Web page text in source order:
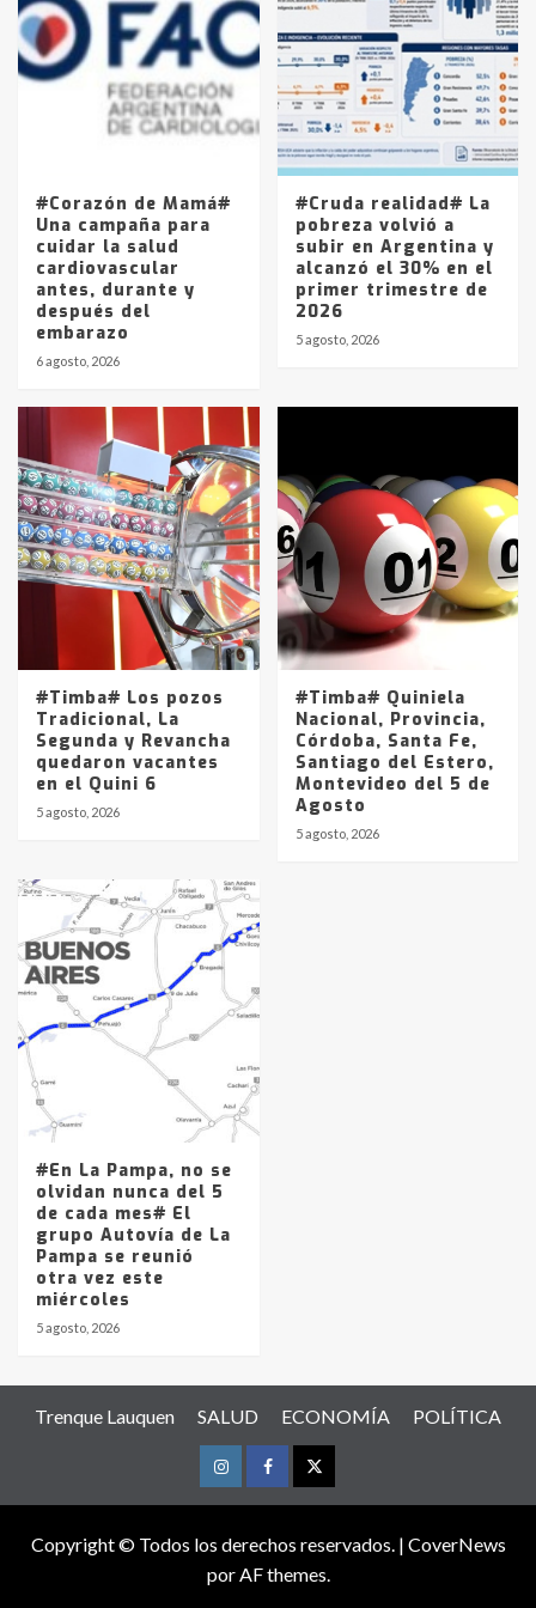
4
joven de Trenque Lauquen
Los precios de los combustibles en
La Pampa, desde YPF hasta Axion
entre 857 a 1338 pesos
#Corazón de Mamá#
Una campaña para
cuidar la salud
cardiovascular
antes, durante y
después del
embarazo
6 agosto, 2026
#Cruda realidad# La
pobreza volvió a
subir en Argentina y
alcanzó el 30% en el
primer trimestre de
2026
5 agosto, 2026
#Timba# Los pozos
Tradicional, La
Segunda y Revancha
quedaron vacantes
en el Quini 6
5 agosto, 2026
#Timba# Quiniela
Nacional, Provincia,
Córdoba, Santa Fe,
Santiago del Estero,
Montevideo del 5 de
Agosto
5 agosto, 2026
#En La Pampa, no se
olvidan nunca del 5
de cada mes# El
grupo Autovía de La
Pampa se reunió
otra vez este
miércoles
5 agosto, 2026
Trenque Lauquen SALUD ECONOMÍA POLÍTICA
InstagramFacebookTwitter
Copyright © Todos los derechos reservados. | CoverNews
por AF themes.